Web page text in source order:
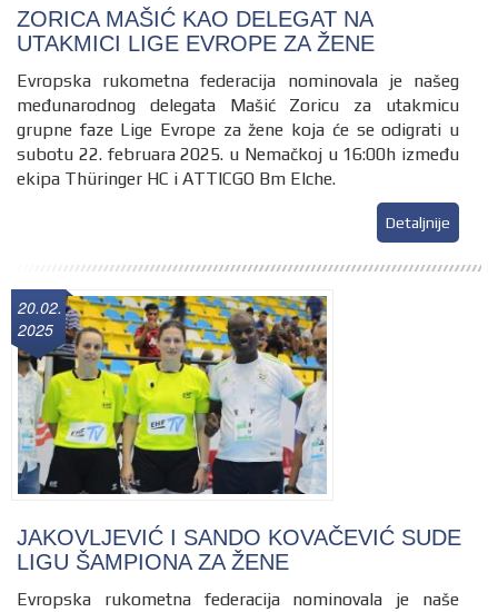
ZORICA MAŠIĆ KAO DELEGAT NA
UTAKMICI LIGE EVROPE ZA ŽENE
Evropska rukometna federacija nominovala je našeg
međunarodnog delegata Mašić Zoricu za utakmicu
grupne faze Lige Evrope za žene koja će se odigrati u
subotu 22. februara 2025. u Nemačkoj u 16:00h između
ekipa Thüringer HC i ATTICGO Bm Elche.
Detaljnije
20.02.
2025
JAKOVLJEVIĆ I SANDO KOVAČEVIĆ SUDE
LIGU ŠAMPIONA ZA ŽENE
Evropska rukometna federacija nominovala je naše